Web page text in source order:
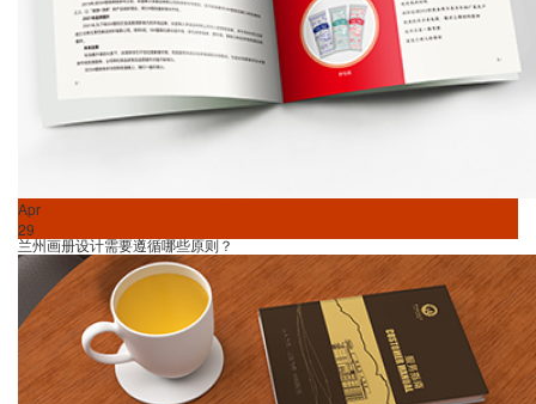
Apr
29
兰州画册设计需要遵循哪些原则？